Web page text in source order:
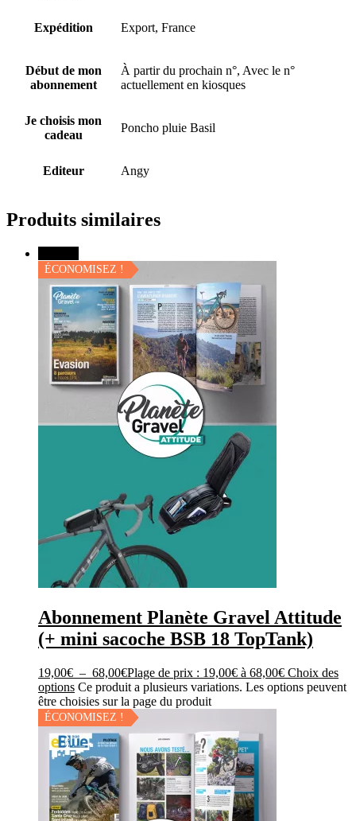
Expédition Export, France
Début de mon
abonnement
À partir du prochain n°, Avec le n°
actuellement en kiosques
Je choisis mon
cadeau
Poncho pluie Basil
Editeur Angy
Produits similaires
ÉCONOMISEZ !
Abonnement Planète Gravel Attitude
(+ mini sacoche BSB 18 TopTank)
19,00€ – 68,00€Plage de prix : 19,00€ à 68,00€ Choix des
options Ce produit a plusieurs variations. Les options peuvent
être choisies sur la page du produit
ÉCONOMISEZ !